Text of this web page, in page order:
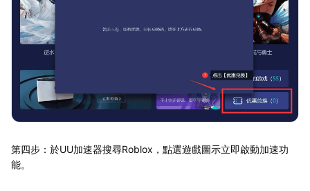
第四步：於UU加速器搜尋Roblox，點選遊戲圖示立即啟動加速功
能。